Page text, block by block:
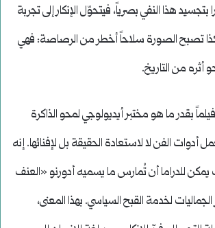
هذا النفي بصرياً، فيتحوّل الإنكار إلى تجربة
تصبح الصورة سلاحاً أخطر من الرصاصة: فهي
أثره من التاريخ.
بقدر ما هو مختبر أيديولوجي لمحو الذاكرة
أدوات الفن لا لاستعادة الحقيقة بل لإفنائها. إنه
للدراما أن تُمارس ما يسميه أدورنو «العنف
لخدمة القبح السياسي. بهذا المعنى،